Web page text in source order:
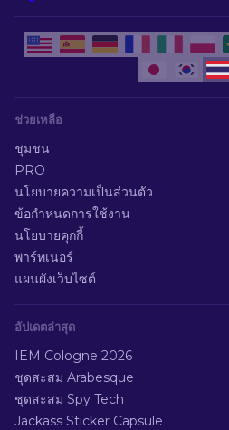
ช่วยเหลือ
ชุมชน
PRO
นโยบายความเป็นส่วนตัว
ข้อกำหนดการใช้งาน
นโยบายคุกกี้
พาร์ทเนอร์
แผนผังเว็บไซต์
อัปเดตล่าสุด
IEM Cologne 2026
ชุดสะสม Arabesque
ชุดสะสม Spy Tech
Jackass Sticker Capsule